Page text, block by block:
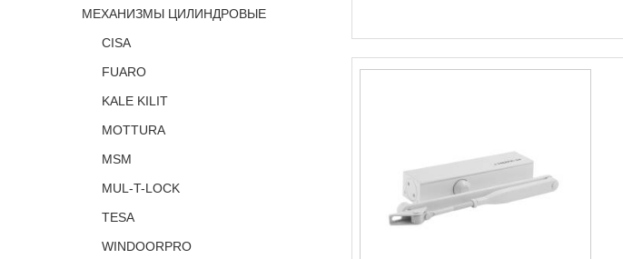
МЕХАНИЗМЫ ЦИЛИНДРОВЫЕ
CISA
FUARO
KALE KILIT
MOTTURA
MSM
MUL-T-LOCK
TESA
WINDOORPRO